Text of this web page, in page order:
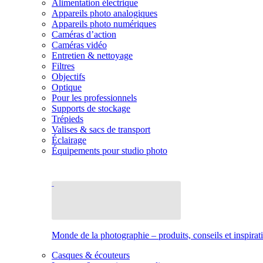
Alimentation électrique
Appareils photo analogiques
Appareils photo numériques
Caméras d’action
Caméras vidéo
Entretien & nettoyage
Filtres
Objectifs
Optique
Pour les professionnels
Supports de stockage
Trépieds
Valises & sacs de transport
Éclairage
Équipements pour studio photo
Monde de la photographie – produits, conseils et
Casques & écouteurs